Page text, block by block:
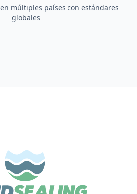
múltiples países con estándares
globales